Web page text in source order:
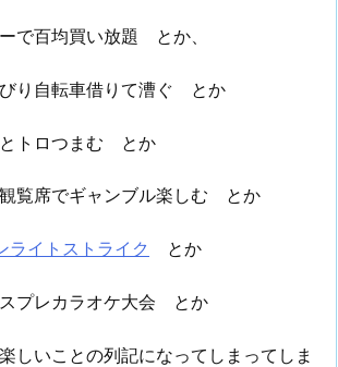
で百均買い放題 とか、
り自転車借りて漕ぐ とか
トロつまむ とか
覧席でギャンブル楽しむ とか
ライトストライク とか
プレカラオケ大会 とか
しいことの列記になってしまってしま